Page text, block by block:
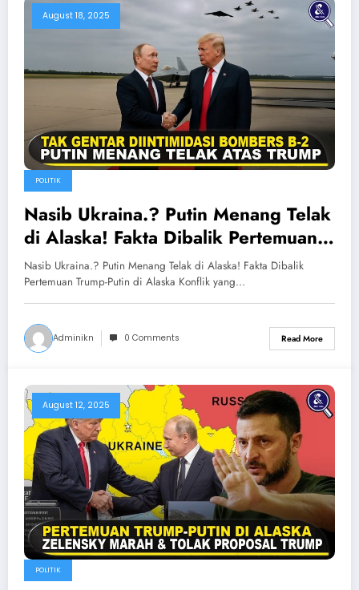
August 18, 2025
POLITIK
Nasib Ukraina.? Putin Menang Telak
di Alaska! Fakta Dibalik Pertemuan
Trump-Putin di Alaska
Nasib Ukraina.? Putin Menang Telak di Alaska! Fakta Dibalik
Pertemuan Trump-Putin di Alaska Konflik yang…
Adminikn 0 Comments Read More
August 12, 2025
POLITIK